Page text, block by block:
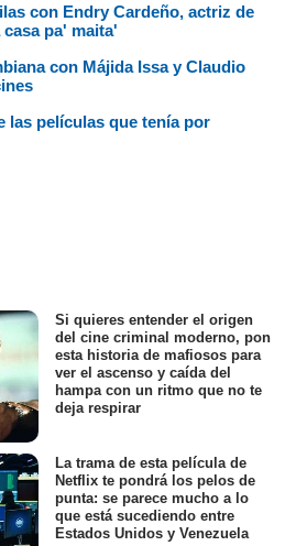
con Endry Cardeño, actriz de
pa' maita'
con Májida Issa y Claudio
las películas que tenía por
Si quieres entender el origen
del cine criminal moderno, pon
esta historia de mafiosos para
ver el ascenso y caída del
hampa con un ritmo que no te
deja respirar
La trama de esta película de
Netflix te pondrá los pelos de
punta: se parece mucho a lo
que está sucediendo entre
Estados Unidos y Venezuela